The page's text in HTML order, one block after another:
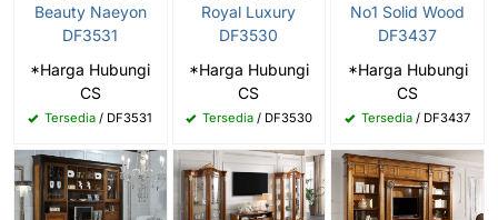
Beauty Naeyon
DF3531
*Harga Hubungi
CS
Tersedia / DF3531
Royal Luxury
DF3530
*Harga Hubungi
CS
Tersedia/ DF3530
No1 Solid Wood
DF3437
*Harga Hubungi
CS
Tersedia / DF3437